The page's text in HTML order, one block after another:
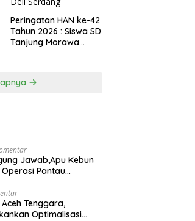
Peringatan HAN ke-42
Tahun 2026 : Siswa SD
Tanjung Morawa
Jawab,Apu Kebun
Pantau
Tenggara,
Optimalisasi